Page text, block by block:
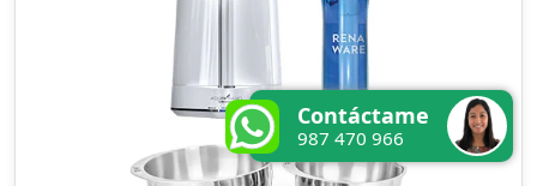
Contáctame
987 470 966